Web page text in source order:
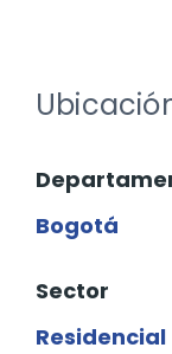
Bogotá
Sector
Residencial